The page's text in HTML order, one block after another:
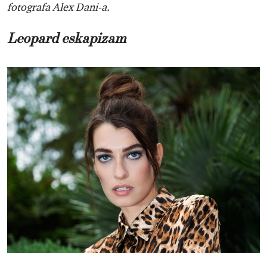
fotografa Alex Dani-a.
Leopard eskapizam